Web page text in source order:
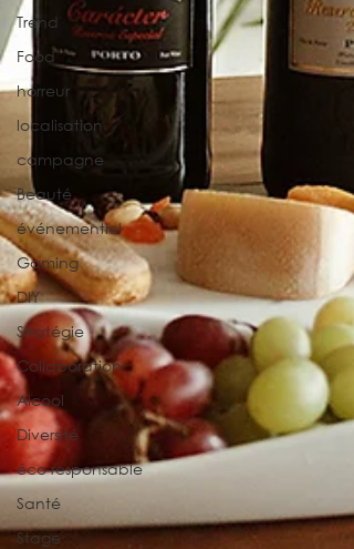
Trend
Food
horreur
localisation
campagne
Beauté
événementiel
Gaming
DIY
Stratégie
Collaboration
Alcool
Diversité
éco responsable
Santé
Stage